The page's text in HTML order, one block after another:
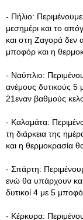
- Πήλιο:
μεσημέρι και το
και στη Ζαγορά δεν
μποφόρ και η
- Ναύπλιο:
ανέμους δυτικούς
21εναν βαθμούς
- Καλαμάτα:
τη διάρκεια της
και η θερμοκρασία
- Σπάρτη:
ενώ θα υπάρχουν
δυτικοί 4 με 5
- Κέρκυρα: